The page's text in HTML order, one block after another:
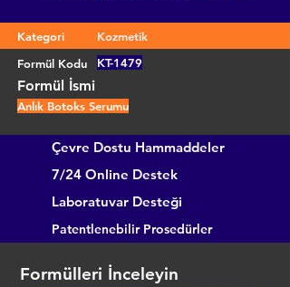
Kategori
Kozmetik
Formül Kodu
KT-1479
Formül İsmi
Anlık Botoks Serumu
Çevre Dostu Hammaddeler
7/24 Online Destek
Laboratuvar Desteği
Patentlenebilir Prosedürler
Formülleri İnceleyin